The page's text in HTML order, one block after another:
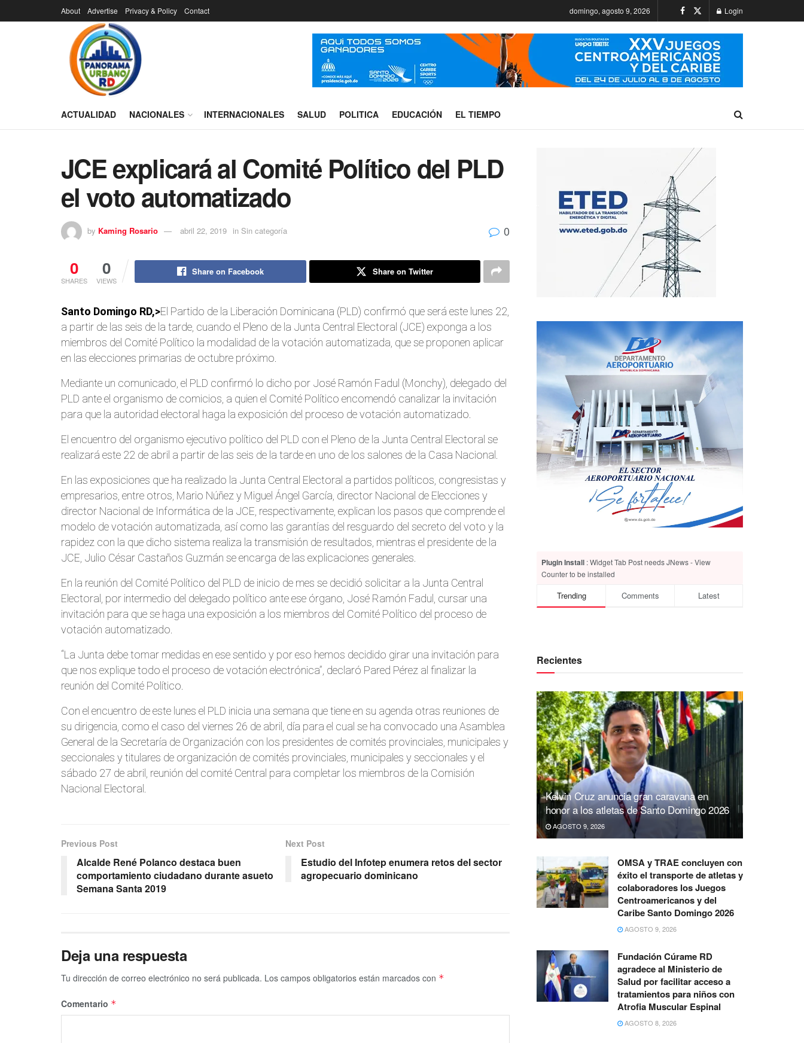
About Advertise Privacy & Policy Contact domingo, agosto 9, 2026 Login
ACTUALIDAD NACIONALES INTERNACIONALES SALUD POLITICA EDUCACIÓN EL TIEMPO
JCE explicará al Comité Político del PLD
el voto automatizado
by Kaming Rosario abril 22, 2019 in Sin categoría 0
0
SHARES
0
VIEWS
Share on Facebook Share on Twitter
Santo Domingo RD,>El Partido de la Liberación Dominicana (PLD) confirmó que será este lunes 22,
a partir de las seis de la tarde, cuando el Pleno de la Junta Central Electoral (JCE) exponga a los
miembros del Comité Político la modalidad de la votación automatizada, que se proponen aplicar
en las elecciones primarias de octubre próximo.
Mediante un comunicado, el PLD confirmó lo dicho por José Ramón Fadul (Monchy), delegado del
PLD ante el organismo de comicios, a quien el Comité Político encomendó canalizar la invitación
para que la autoridad electoral haga la exposición del proceso de votación automatizado.
El encuentro del organismo ejecutivo político del PLD con el Pleno de la Junta Central Electoral se
realizará este 22 de abril a partir de las seis de la tarde en uno de los salones de la Casa Nacional.
En las exposiciones que ha realizado la Junta Central Electoral a partidos políticos, congresistas y
empresarios, entre otros, Mario Núñez y Miguel Ángel García, director Nacional de Elecciones y
director Nacional de Informática de la JCE, respectivamente, explican los pasos que comprende el
modelo de votación automatizada, así como las garantías del resguardo del secreto del voto y la
rapidez con la que dicho sistema realiza la transmisión de resultados, mientras el presidente de la
JCE, Julio César Castaños Guzmán se encarga de las explicaciones generales.
En la reunión del Comité Político del PLD de inicio de mes se decidió solicitar a la Junta Central
Electoral, por intermedio del delegado político ante ese órgano, José Ramón Fadul, cursar una
invitación para que se haga una exposición a los miembros del Comité Político del proceso de
votación automatizado.
“La Junta debe tomar medidas en ese sentido y por eso hemos decidido girar una invitación para
que nos explique todo el proceso de votación electrónica”, declaró Pared Pérez al finalizar la
reunión del Comité Político.
Con el encuentro de este lunes el PLD inicia una semana que tiene en su agenda otras reuniones de
su dirigencia, como el caso del viernes 26 de abril, día para el cual se ha convocado una Asamblea
General de la Secretaría de Organización con los presidentes de comités provinciales, municipales y
seccionales y titulares de organización de comités provinciales, municipales y seccionales y el
sábado 27 de abril, reunión del comité Central para completar los miembros de la Comisión
Nacional Electoral.
Previous Post
Alcalde René Polanco destaca buen
comportamiento ciudadano durante asueto
Semana Santa 2019
Next Post
Estudio del Infotep enumera retos del sector
agropecuario dominicano
Deja una respuesta
Tu dirección de correo electrónico no será publicada. Los campos obligatorios están marcados con *
Comentario *
Plugin Install : Widget Tab Post needs JNews - View
Counter to be installed
Trending Comments Latest
Recientes
Kelvin Cruz anuncia gran caravana en
honor a los atletas de Santo Domingo 2026
AGOSTO 9, 2026
OMSA y TRAE concluyen con
éxito el transporte de atletas y
colaboradores los Juegos
Centroamericanos y del
Caribe Santo Domingo 2026
AGOSTO 9, 2026
Fundación Cúrame RD
agradece al Ministerio de
Salud por facilitar acceso a
tratamientos para niños con
Atrofia Muscular Espinal
AGOSTO 8, 2026